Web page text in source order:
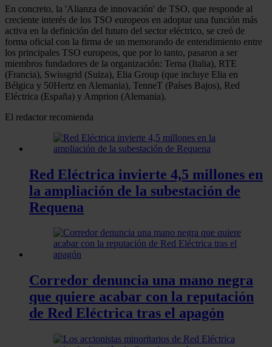
En concreto, la 'Alianza de innovación' de TSO, que responde al
creciente interés de los TSO europeos en adoptar una función más
activa en la definición del futuro del sector eléctrico, se creó de
forma oficial con la firma de un memorando de entendimiento entre
los principales TSO europeos, que por lo tanto, pasaron a ser
miembros fundadores de la organización: Terna (Italia), RTE
(Francia), Swissgrid (Suiza), Elia Group (que incluye Elia en
Bélgica y 50Hertz en Alemania), TenneT (Países Bajos), Red
Eléctrica (España) y Amprion (Alemania).
El redactor recomienda
Red Eléctrica invierte 4,5 millones en
la ampliación de la subestación de
Requena
Corredor denuncia una mano negra
que quiere acabar con la reputación
de Red Eléctrica tras el apagón